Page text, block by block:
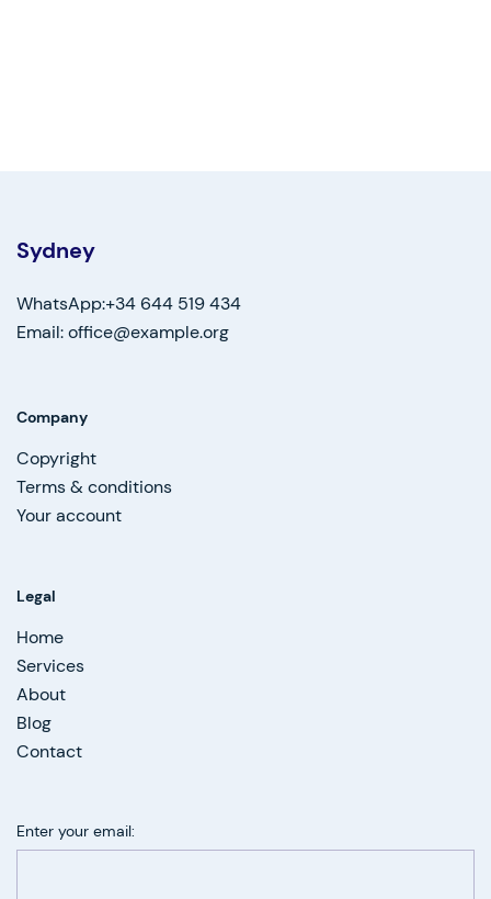
Sydney
WhatsApp:+34 644 519 434
Email: office@example.org
Company
Copyright
Terms & conditions
Your account
Legal
Home
Services
About
Blog
Contact
Enter your email: